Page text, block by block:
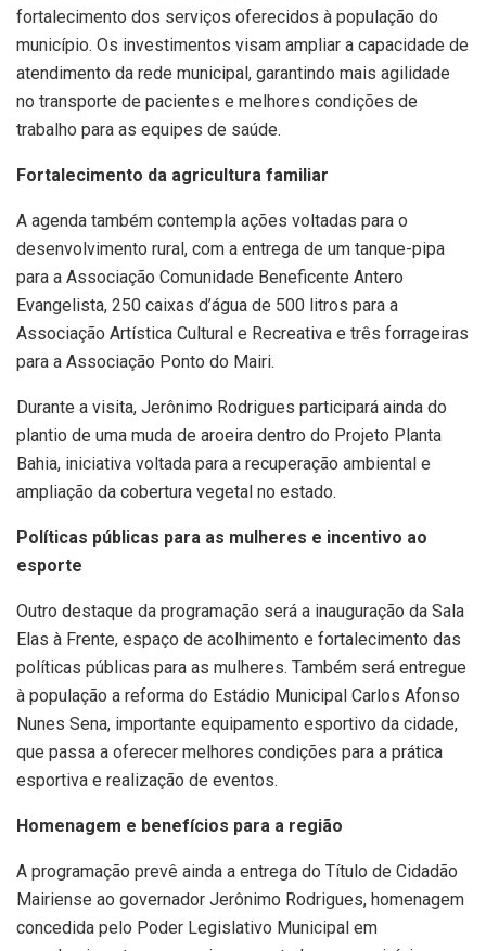
fortalecimento dos serviços oferecidos à população do
município. Os investimentos visam ampliar a capacidade de
atendimento da rede municipal, garantindo mais agilidade
no transporte de pacientes e melhores condições de
trabalho para as equipes de saúde.
Fortalecimento da agricultura familiar
A agenda também contempla ações voltadas para o
desenvolvimento rural, com a entrega de um tanque-pipa
para a Associação Comunidade Beneficente Antero
Evangelista, 250 caixas d’água de 500 litros para a
Associação Artística Cultural e Recreativa e três forrageiras
para a Associação Ponto do Mairi.
Durante a visita, Jerônimo Rodrigues participará ainda do
plantio de uma muda de aroeira dentro do Projeto Planta
Bahia, iniciativa voltada para a recuperação ambiental e
ampliação da cobertura vegetal no estado.
Políticas públicas para as mulheres e incentivo ao
esporte
Outro destaque da programação será a inauguração da Sala
Elas à Frente, espaço de acolhimento e fortalecimento das
políticas públicas para as mulheres. Também será entregue
à população a reforma do Estádio Municipal Carlos Afonso
Nunes Sena, importante equipamento esportivo da cidade,
que passa a oferecer melhores condições para a prática
esportiva e realização de eventos.
Homenagem e benefícios para a região
A programação prevê ainda a entrega do Título de Cidadão
Mairiense ao governador Jerônimo Rodrigues, homenagem
concedida pelo Poder Legislativo Municipal em